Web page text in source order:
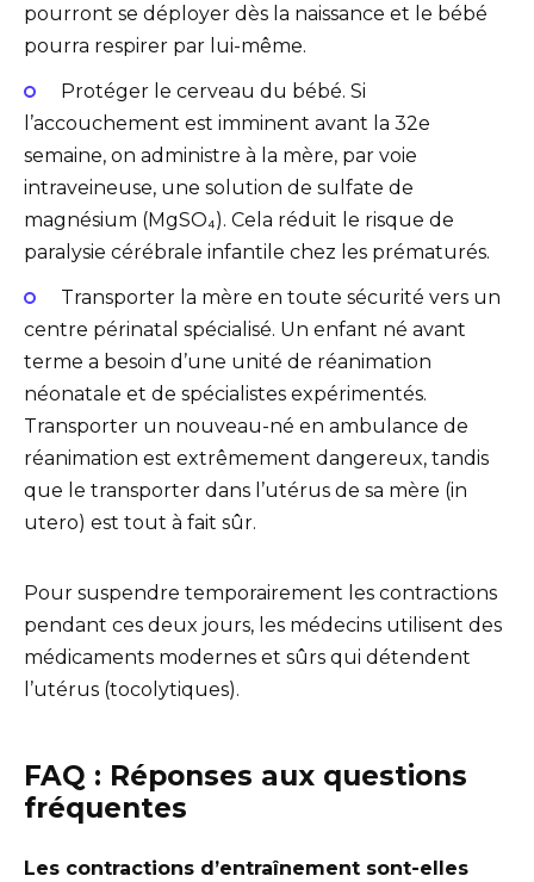
pourront se déployer dès la naissance et le bébé
pourra respirer par lui-même.
Protéger le cerveau du bébé. Si
l’accouchement est imminent avant la 32e
semaine, on administre à la mère, par voie
intraveineuse, une solution de sulfate de
magnésium (MgSO₄). Cela réduit le risque de
paralysie cérébrale infantile chez les prématurés.
Transporter la mère en toute sécurité vers un
centre périnatal spécialisé. Un enfant né avant
terme a besoin d’une unité de réanimation
néonatale et de spécialistes expérimentés.
Transporter un nouveau-né en ambulance de
réanimation est extrêmement dangereux, tandis
que le transporter dans l’utérus de sa mère (in
utero) est tout à fait sûr.
Pour suspendre temporairement les contractions
pendant ces deux jours, les médecins utilisent des
médicaments modernes et sûrs qui détendent
l’utérus (tocolytiques).
FAQ : Réponses aux questions
fréquentes
Les contractions d’entraînement sont-elles